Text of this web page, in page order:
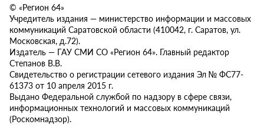
© «Регион 64»
Учредитель издания — министерство информации и массовых
коммуникаций Саратовской области (410042, г. Саратов, ул.
Московская, д.72).
Издатель — ГАУ СМИ СО «Регион 64». Главный редактор
Степанов В.В.
Свидетельство о регистрации сетевого издания Эл № ФС77-
61373 от 10 апреля 2015 г.
Выдано Федеральной службой по надзору в сфере связи,
информационных технологий и массовых коммуникаций
(Роскомнадзор).